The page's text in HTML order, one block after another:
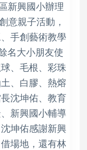
新興國小辦理
意親子活動，
手創藝術教學
名大小朋友使
、毛根、彩珠
、白膠、熱熔
沈坤佑、教育
新興國小輔導
坤佑感謝新興
場地，還有林